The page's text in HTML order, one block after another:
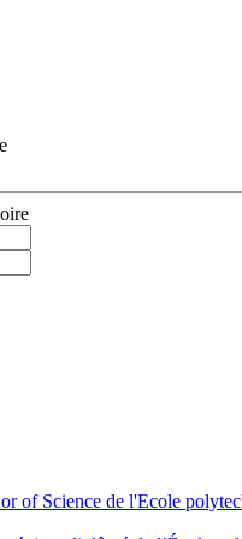
of Science de l'Ecole